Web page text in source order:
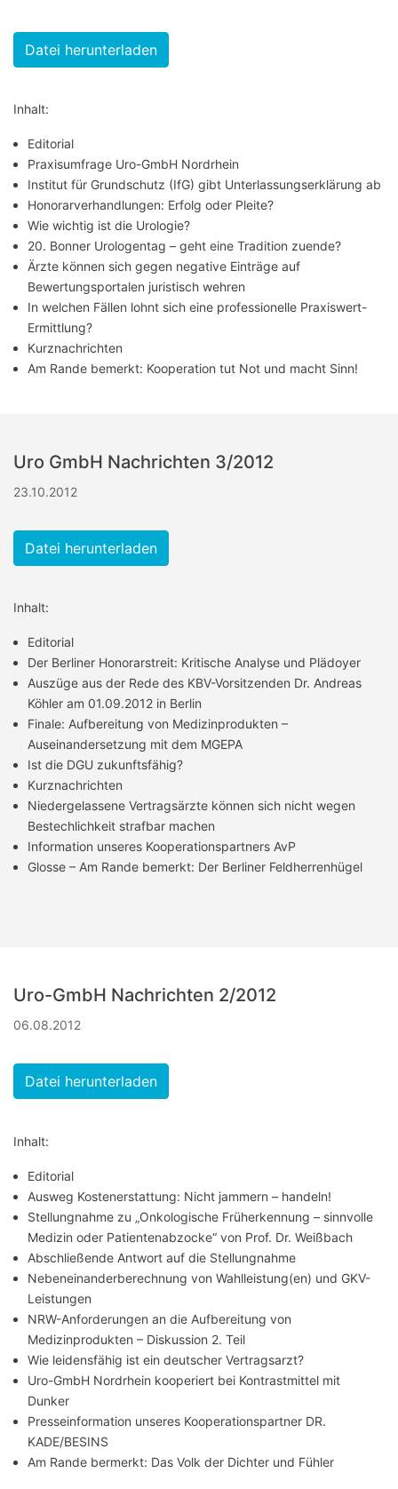
Datei herunterladen
Inhalt:
Editorial
Praxisumfrage Uro-GmbH Nordrhein
Institut für Grundschutz (IfG) gibt Unterlassungserklärung ab
Honorarverhandlungen: Erfolg oder Pleite?
Wie wichtig ist die Urologie?
20. Bonner Urologentag – geht eine Tradition zuende?
Ärzte können sich gegen negative Einträge auf
Bewertungsportalen juristisch wehren
In welchen Fällen lohnt sich eine professionelle Praxiswert-
Ermittlung?
Kurznachrichten
Am Rande bemerkt: Kooperation tut Not und macht Sinn!
Uro GmbH Nachrichten 3/2012
23.10.2012
Datei herunterladen
Inhalt:
Editorial
Der Berliner Honorarstreit: Kritische Analyse und Plädoyer
Auszüge aus der Rede des KBV-Vorsitzenden Dr. Andreas
Köhler am 01.09.2012 in Berlin
Finale: Aufbereitung von Medizinprodukten –
Auseinandersetzung mit dem MGEPA
Ist die DGU zukunftsfähig?
Kurznachrichten
Niedergelassene Vertragsärzte können sich nicht wegen
Bestechlichkeit strafbar machen
Information unseres Kooperationspartners AvP
Glosse – Am Rande bemerkt: Der Berliner Feldherrenhügel
Uro-GmbH Nachrichten 2/2012
06.08.2012
Datei herunterladen
Inhalt:
Editorial
Ausweg Kostenerstattung: Nicht jammern – handeln!
Stellungnahme zu „Onkologische Früherkennung – sinnvolle
Medizin oder Patientenabzocke“ von Prof. Dr. Weißbach
Abschließende Antwort auf die Stellungnahme
Nebeneinanderberechnung von Wahlleistung(en) und GKV-
Leistungen
NRW-Anforderungen an die Aufbereitung von
Medizinprodukten – Diskussion 2. Teil
Wie leidensfähig ist ein deutscher Vertragsarzt?
Uro-GmbH Nordrhein kooperiert bei Kontrastmittel mit
Dunker
Presseinformation unseres Kooperationspartner DR.
KADE/BESINS
Am Rande bermerkt: Das Volk der Dichter und Fühler